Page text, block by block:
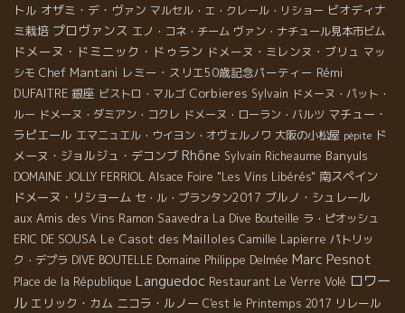
トル オザミ・デ・ヴァン マルセル・エ・クレール・リショー ビオディナ
ミ栽培 プロヴァンス エノ・コネ・チーム ヴァン・ナチュール見本市ビム
ドメーヌ・ドミニック・ドゥラン ドメーヌ・ミレンヌ・ブリュ マッ
シモ Chef Mantani レミー・スリエ50歳記念パーティー Rémi
DUFAITRE 銀座 ビストロ・マルゴ Corbieres Sylvain ドメーヌ・パット・
ルー ドメーヌ・ダミアン・コクレ ドメーヌ・ローラン・バルツ マチュー・
ラピエール エマニュエル・ウイヨン・オヴェルノワ 大阪の小松屋 pépite ド
メーヌ・ジョルジュ・デコンブ Rhône Sylvain Richeaume Banyuls
DOMAINE JOLLY FERRIOL Alsace Foire "Les Vins Libérés" 南スペイン
ドメーヌ・リショーム セ・ル・プランタン2017 ブルノ・シュレール
aux Amis des Vins Ramon Saavedra La Dive Bouteille ラ・ピオッシュ
ERIC DE SOUSA Le Casot des Mailloles Camille Lapierre パトリッ
ク・デプラ DIVE BOUTELLE Domaine Philippe Delmée Marc Pesnot
Place de la République Languedoc Restaurant Le Verre Volé ロワー
ル エリック・カム ニコラ・ルノー C'est le Printemps 2017 リレール